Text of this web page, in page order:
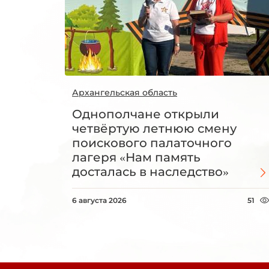
Архангельская область
Однополчане открыли
четвёртую летнюю смену
поискового палаточного
лагеря «Нам память
досталась в наследство»
6 августа 2026 51